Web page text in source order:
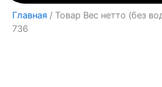
Главная / Товар Вес нетто (без
736